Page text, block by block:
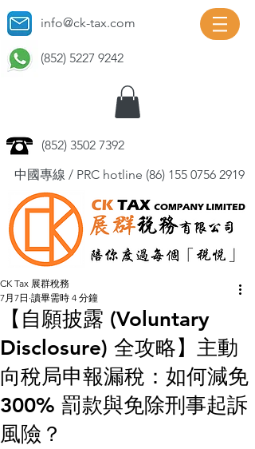
info@ck-tax.com
(852) 5227 9242
(852) 3502 7392
中國專線 / PRC hotline (86) 155 0756 2919
【自願披露 (Voluntary
Disclosure) 全攻略】主動
向稅局申報漏稅：如何減免
300% 罰款與免除刑事起訴
風險？
CK Tax 展群稅務
7月7日 讀畢需時 4 分鐘